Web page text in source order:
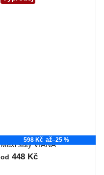
598 Kč až–25 %
Maxi šaty VIANA
od 448 Kč